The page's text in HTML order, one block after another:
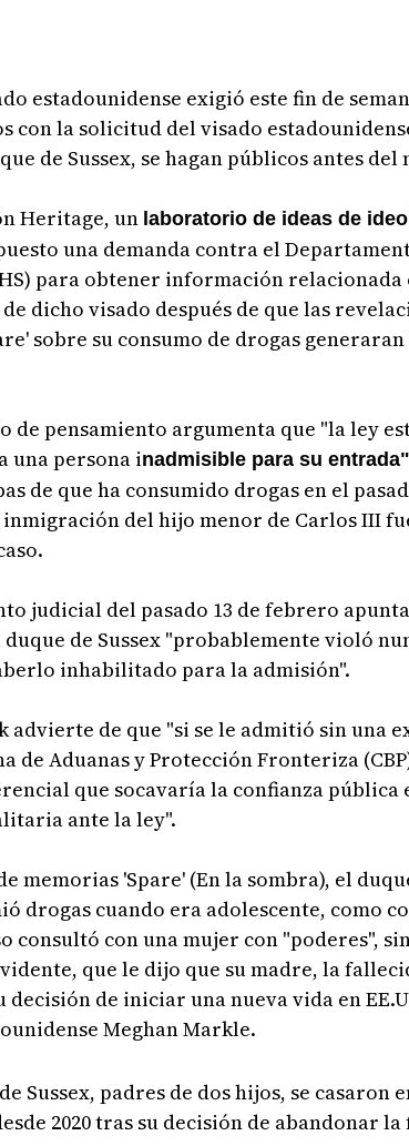
estadounidense exigió este fin de
con la solicitud del visado
de Sussex, se hagan públicos antes del
Heritage, un laboratorio de ideas de
una demanda contra el
para obtener información relacionada
dicho visado después de que las
sobre su consumo de drogas
de pensamiento argumenta que "la ley
una persona inadmisible para su
de que ha consumido drogas en el
del hijo menor de Carlos III
judicial del pasado 13 de febrero
de Sussex "probablemente violó
inhabilitado para la admisión".
advierte de que "si se le admitió sin una
de Aduanas y Protección Fronteriza
que socavaría la confianza pública
ante la ley".
memorias 'Spare' (En la sombra), el
drogas cuando era adolescente, como
consultó con una mujer con "poderes",
que le dijo que su madre, la
decisión de iniciar una nueva vida en
Meghan Markle.
Sussex, padres de dos hijos, se casaron
2020 tras su decisión de abandonar